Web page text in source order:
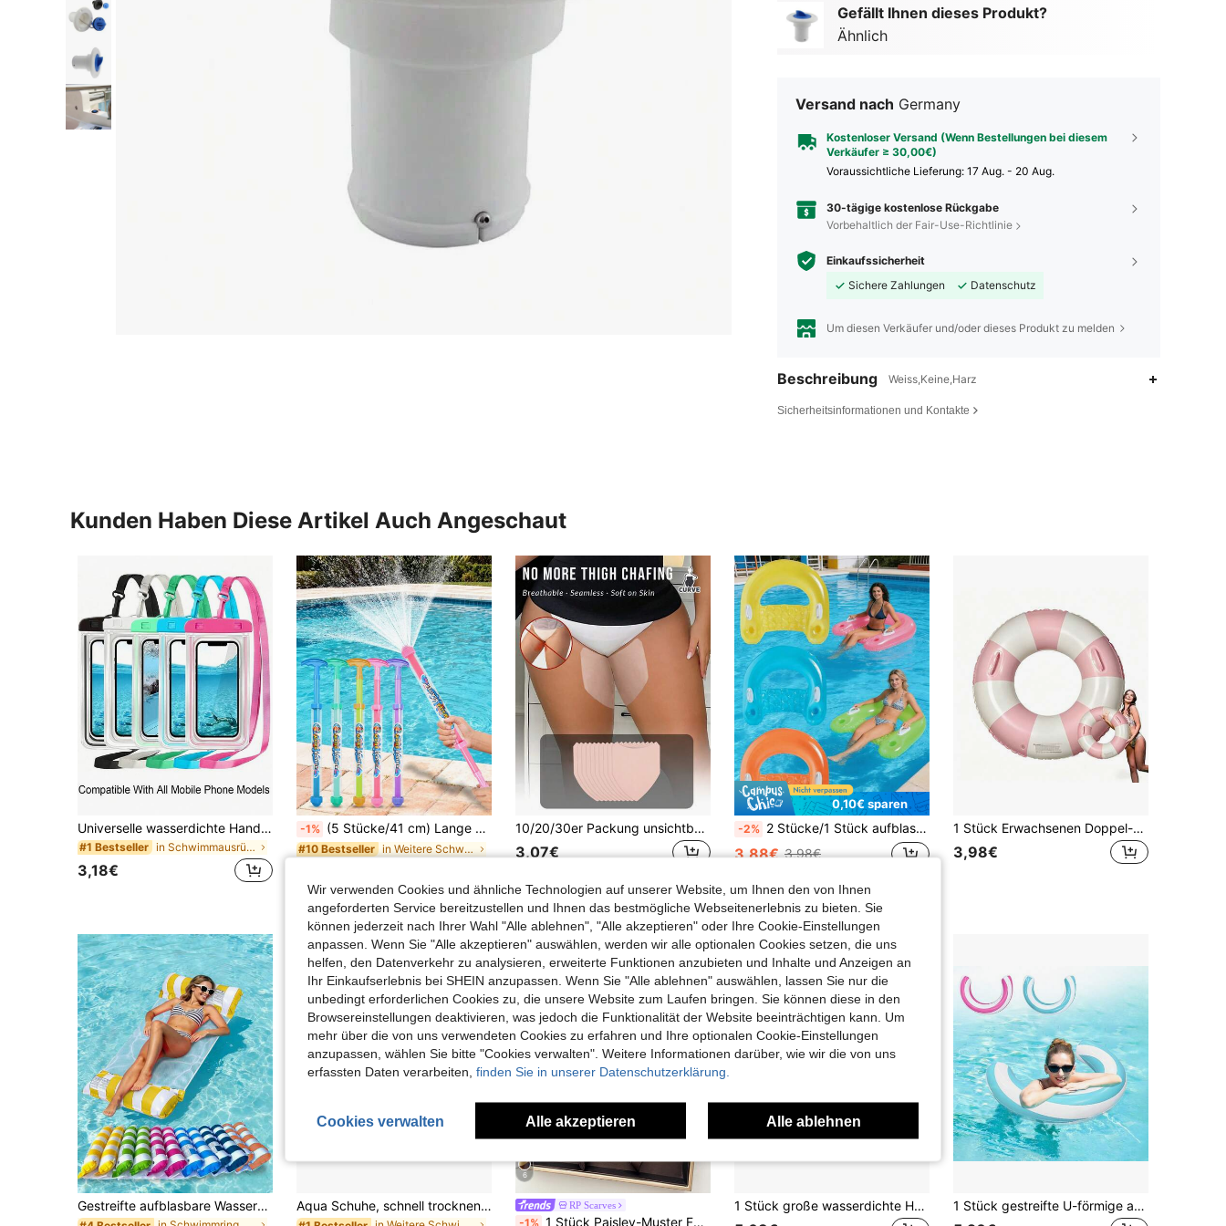
Gefällt Ihnen dieses Produkt?
Ähnlich
Versand nach Germany
Kostenloser Versand (Wenn Bestellungen bei diesem
Verkäufer ≥ 30,00€)
Voraussichtliche Lieferung: 17 Aug. - 20 Aug.
30-tägige kostenlose Rückgabe
Vorbehaltlich der Fair-Use-Richtlinie
Einkaufssicherheit
Sichere Zahlungen
Datenschutz
Um diesen Verkäufer und/oder dieses Produkt zu melden
Beschreibung Weiss,Keine,Harz
Sicherheitsinformationen und Kontakte
Kunden Haben Diese Artikel Auch Angeschaut
Universelle wasserdichte Handyhülle, wasserdichte Handy-Tasche - mit Leuchtfunktion, wasserdichte Handy-Trockentasche, wasserdichte Handyhülle, kompatibel mit 17 16 15 14 13 Pro Max Plus Air, geeignet für Schwimmen, Rafting, Tauchen, Unterwasserfotografie, Strand, Outdoor-Sport, Reisen, Urlaub, Schwimmbad, Outdoor-Sport, 8/5/4/3/2/1er Pack, Sommer-Essentials
#1 Bestseller in Schwimmausrüstung
3,18€
-1% (5 Stücke/41 cm) Lange Feuerwerks-Wasserpistole, Mehrloch-Zug-Stil Wassersprüher, glänzende Wasserpistole, geeignet für Sommerpool, Strand und Wasserparty-Aktivitäten
#10 Bestseller in Weitere Schwimmausrüstung
10/20/30er Packung unsichtbare transparente Brustwarzenabdeckungen für Damen, atmungsaktive Einweg-Brustwarzenabdeckungen, Anti-Exposure, geeignet für Tanktops, Kleider, Bikinis
3,07€
0,10€ sparen
-2% 2 Stücke/1 Stück aufblasbares Wassersofa, einfarbiger minimalistischer Stil, mit Getränkehalter und Griffdesign, geeignet für Wasser, Schwimmbad und Strandmottopartys, kann als Wassersitz für die Lässig genutzt werden
3,88€ 3,98€
1 Stück Erwachsenen Doppel-Rücken-zu-Rücken Schwimmstuhl, geeignet für Wasserpark gestreifter aufblasbarer Schwimmring, Rettungsring (Griff Farbe zufällig), neues Design rosa aufblasbarer Schwimmring mit Griff, Sommer weiß und rosa aufblasbarer Ring, Pool aufblasbar, Strandartikel, Poolschwimmring
3,98€
Gestreifte aufblasbare Wasserhängebank Pool-Schwimmhilfe, 4-in-1 Mesh-Lounge-Stuhl, tragbares schwimmendes Bett für Erwachsene, Sommer Schwimmbad See Strand Party Entspannung Aqua Schuhe, schnell trocknende barfuß Wasser Yoga Socken, unisex Strand Schwimmen Surfschuhe, Strand Essentials, Strand Accessoires, Pool Schwimmhilfen, Strand Grundausstattung
6
RP Scarves
-1% 1 Stück Paisley-Muster Faux-Seide Bandana, vielseitiger Herren-Halstuch, Stirnband, Dekoration
1 Stück große wasserdichte Handytasche, Dreifach-Dichtung Touchscreen wasserdichte Handytasche für die Hüfte, geeignet für Schwimmen, Rafting und Tauchsportarten, garantiert trockene Aufbewahrung des Handys, ideal für Sommerurlaub, Tauchen, Schwimmen, Strandaktivitäten 1 Stück gestreifte U-förmige aufblasbare Pool-Nudel, leichter tragbarer PVC-Schwimm-Loungesessel, für Erwachsene, Strand See Schwimmbad Sommer Wasserparty Zubehör, Wasserpark Sommerurlaub Bedarf
Wir verwenden Cookies und ähnliche Technologien auf unserer Website, um Ihnen den von Ihnen
angeforderten Service bereitzustellen und Ihnen das bestmögliche Webseitenerlebnis zu bieten. Sie
können jederzeit nach Ihrer Wahl "Alle ablehnen", "Alle akzeptieren" oder Ihre Cookie-Einstellungen
anpassen. Wenn Sie "Alle akzeptieren" auswählen, werden wir alle optionalen Cookies setzen, die uns
helfen, den Datenverkehr zu analysieren, erweiterte Funktionen anzubieten und Inhalte und Anzeigen an
Ihr Einkaufserlebnis bei SHEIN anzupassen. Wenn Sie "Alle ablehnen" auswählen, lassen Sie nur die
unbedingt erforderlichen Cookies zu, die unsere Website zum Laufen bringen. Sie können diese in den
Browsereinstellungen deaktivieren, was jedoch die Funktionalität der Website beeinträchtigen kann. Um
mehr über die von uns verwendeten Cookies zu erfahren und Ihre optionalen Cookie-Einstellungen
anzupassen, wählen Sie bitte "Cookies verwalten". Weitere Informationen darüber, wie wir die von uns
erfassten Daten verarbeiten, finden Sie in unserer Datenschutzerklärung.
Cookies verwalten Alle akzeptieren Alle ablehnen